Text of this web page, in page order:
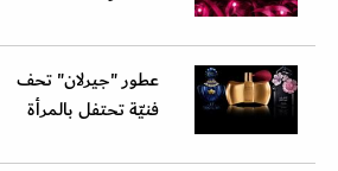
عطور "جيرلان" تحف
فنيّة تحتفل بالمرأة